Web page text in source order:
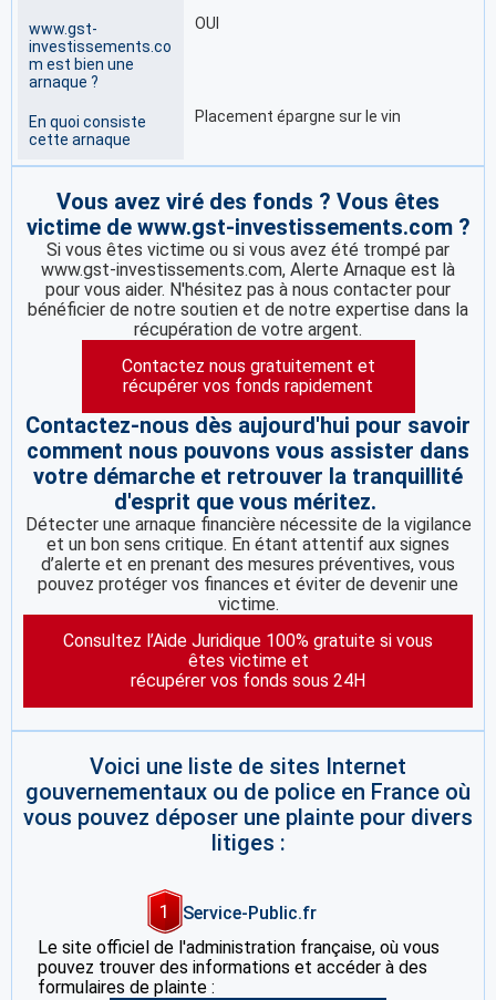
www.gst-
investissements.co
m est bien une
arnaque ?
OUI
En quoi consiste
cette arnaque
Placement épargne sur le vin
Vous avez viré des fonds ? Vous êtes
victime de www.gst-investissements.com ?
Si vous êtes victime ou si vous avez été trompé par
www.gst-investissements.com, Alerte Arnaque est là
pour vous aider. N'hésitez pas à nous contacter pour
bénéficier de notre soutien et de notre expertise dans la
récupération de votre argent.
Contactez nous gratuitement et
récupérer vos fonds rapidement
Contactez-nous dès aujourd'hui pour savoir
comment nous pouvons vous assister dans
votre démarche et retrouver la tranquillité
d'esprit que vous méritez.
Détecter une arnaque financière nécessite de la vigilance
et un bon sens critique. En étant attentif aux signes
d’alerte et en prenant des mesures préventives, vous
pouvez protéger vos finances et éviter de devenir une
victime.
Consultez l’Aide Juridique 100% gratuite si vous
êtes victime et
récupérer vos fonds sous 24H
Voici une liste de sites Internet
gouvernementaux ou de police en France où
vous pouvez déposer une plainte pour divers
litiges :
1
Service-Public.fr
Le site officiel de l'administration française, où vous
pouvez trouver des informations et accéder à des
formulaires de plainte :